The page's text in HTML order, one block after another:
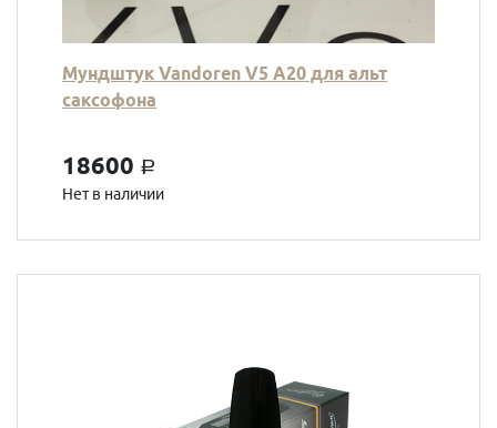
Мундштук Vandoren V5 A20 для альт
саксофона
18600 a
Нет в наличии